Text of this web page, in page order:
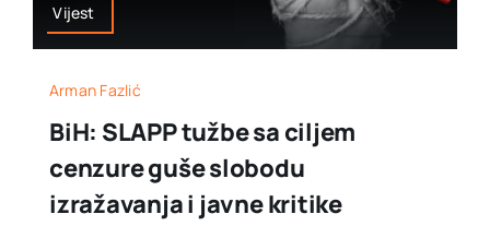
Vijest
Arman Fazlić
BiH: SLAPP tužbe sa ciljem
cenzure guše slobodu
izražavanja i javne kritike